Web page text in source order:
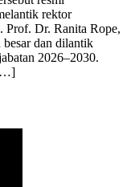
rektor
Prof. Dr. Ranita Rope,
dan dilantik
2026–2030.